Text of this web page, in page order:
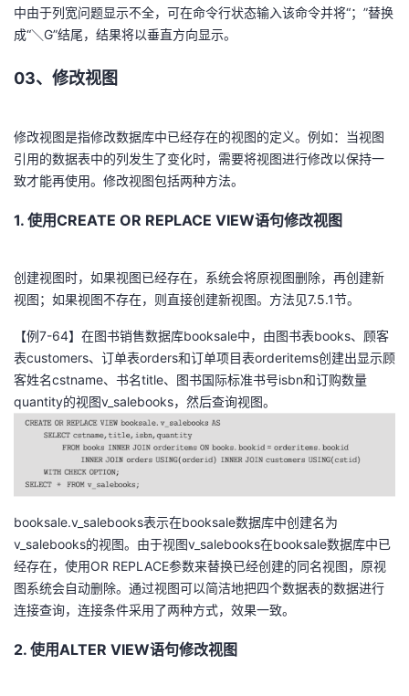
中由于列宽问题显示不全，可在命令行状态输入该命令并将“；”替换
成“＼G”结尾，结果将以垂直方向显示。
03、修改视图
修改视图是指修改数据库中已经存在的视图的定义。例如：当视图
引用的数据表中的列发生了变化时，需要将视图进行修改以保持一
致才能再使用。修改视图包括两种方法。
1. 使用CREATE OR REPLACE VIEW语句修改视图
创建视图时，如果视图已经存在，系统会将原视图删除，再创建新
视图；如果视图不存在，则直接创建新视图。方法见7.5.1节。
【例7-64】在图书销售数据库booksale中，由图书表books、顾客
表customers、订单表orders和订单项目表orderitems创建出显示顾
客姓名cstname、书名title、图书国际标准书号isbn和订购数量
quantity的视图v_salebooks，然后查询视图。
booksale.v_salebooks表示在booksale数据库中创建名为
v_salebooks的视图。由于视图v_salebooks在booksale数据库中已
经存在，使用OR REPLACE参数来替换已经创建的同名视图，原视
图系统会自动删除。通过视图可以简洁地把四个数据表的数据进行
连接查询，连接条件采用了两种方式，效果一致。
2. 使用ALTER VIEW语句修改视图